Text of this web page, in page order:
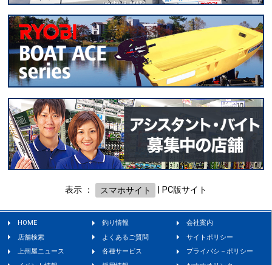
表示 ： スマホサイト PC版サイト
HOME 釣り情報
会社案内
店舗検索
よくあるご質問
サイトポリシー
上州屋ニュース
各種サービス
プライバシ－ポリシー